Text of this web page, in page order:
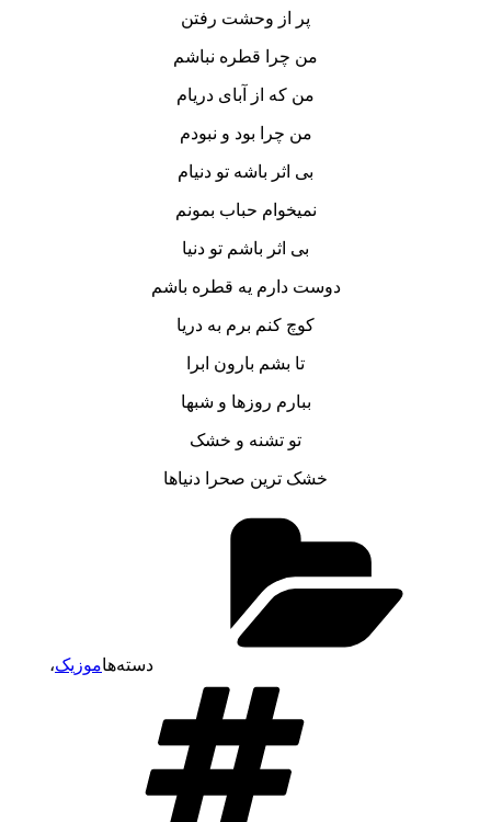
پر از وحشت رفتن
من چرا قطره نباشم
من که از آبای دریام
من چرا بود و نبودم
بی اثر باشه تو دنیام
نمیخوام حباب بمونم
بی اثر باشم تو دنیا
دوست دارم یه قطره باشم
کوچ کنم برم به دریا
تا بشم بارون ابرا
ببارم روزها و شبها
تو تشنه و خشک
خشک ترین صحرا دنیاها
دسته‌هاموزیک،